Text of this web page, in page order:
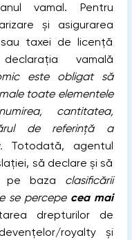
vamal. Pentru
și asigurarea
taxei de licență
vamală
este obligat să
toate elementele
cantitatea,
de referință a
Totodată, agentul
să declare și să
pe baza clasificării
se percepe cea mai
drepturilor de
royalty și